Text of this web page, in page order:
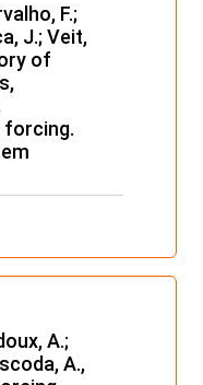
F.;
J.; Veit,
of
forcing.
A.;
A.,